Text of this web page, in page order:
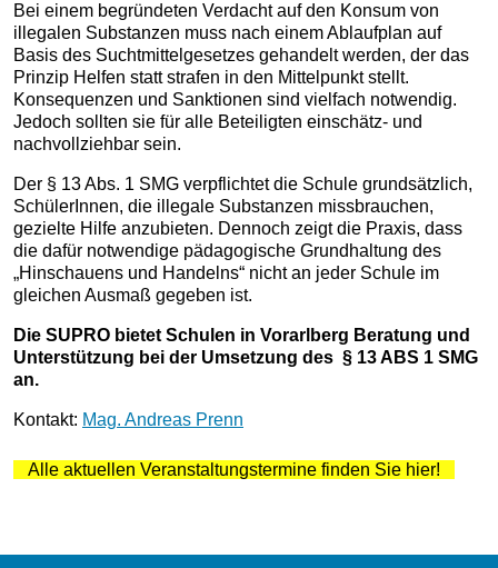
Bei einem begründeten Verdacht auf den Konsum von
illegalen Substanzen muss nach einem Ablaufplan auf
Basis des Suchtmittelgesetzes gehandelt werden, der das
Prinzip Helfen statt strafen in den Mittelpunkt stellt.
Konsequenzen und Sanktionen sind vielfach notwendig.
Jedoch sollten sie für alle Beteiligten einschätz- und
nachvollziehbar sein.
Der § 13 Abs. 1 SMG verpflichtet die Schule grundsätzlich,
SchülerInnen, die illegale Substanzen missbrauchen,
gezielte Hilfe anzubieten. Dennoch zeigt die Praxis, dass
die dafür notwendige pädagogische Grundhaltung des
„Hinschauens und Handelns“ nicht an jeder Schule im
gleichen Ausmaß gegeben ist.
Die SUPRO bietet Schulen in Vorarlberg Beratung und
Unterstützung bei der Umsetzung des § 13 ABS 1 SMG
an.
Kontakt: Mag. Andreas Prenn
Alle aktuellen Veranstaltungstermine finden Sie hier!